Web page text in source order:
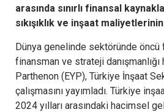
arasında sınırlı finansal
sıkışıklık ve inşaat
Dünya genelinde sektöründe öncü
finansman ve strateji
Parthenon (EYP), Türkiye İnşaat
çalışmasını yayımladı. Türkiye
2024 yılları arasındaki hacimsel